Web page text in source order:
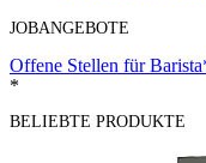
JOBANGEBOTE
Offene Stellen für
*
BELIEBTE PRODUKTE